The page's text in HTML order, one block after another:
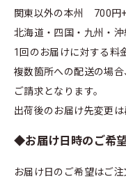
関東以外の本州 700円
北海道・四国・九州・
1回のお届けに対する料
複数箇所への配送の場
ご請求となります。
出荷後のお届け先変更は
◆お届け日時のご希
お届け日のご希望はご